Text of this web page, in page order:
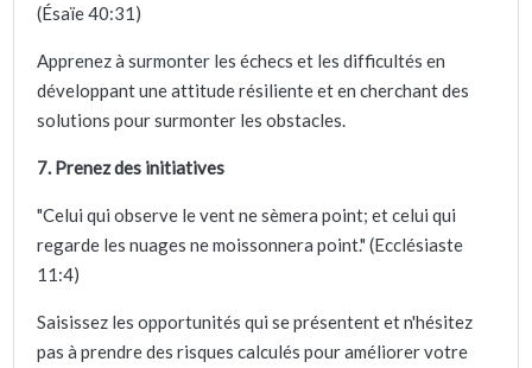
(Ésaïe 40:31)
Apprenez à surmonter les échecs et les difficultés en
développant une attitude résiliente et en cherchant des
solutions pour surmonter les obstacles.
7. Prenez des initiatives
"Celui qui observe le vent ne sèmera point; et celui qui
regarde les nuages ne moissonnera point." (Ecclésiaste
11:4)
Saisissez les opportunités qui se présentent et n'hésitez
pas à prendre des risques calculés pour améliorer votre